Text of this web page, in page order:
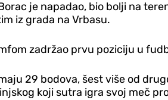
je napadao, bio bolji na
iz grada na Vrbasu.
zadržao prvu poziciju u
29 bodova, šest više od
koji sutra igra svoj meč